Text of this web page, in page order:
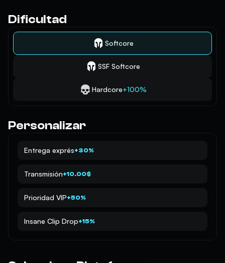
Dificultad
Softcore
SSF Softcore
Hardcore+100%
Personalizar
Entrega exprés+30%
Transmisión+10.00$
Prioridad VIP+50%
Insane Clip Drop+15%